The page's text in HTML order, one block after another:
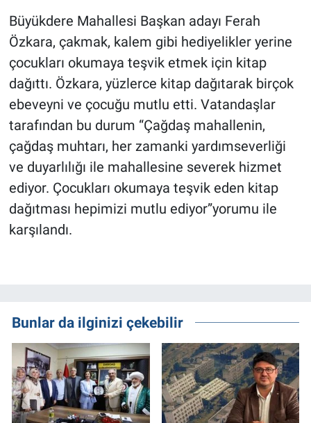
Büyükdere Mahallesi Başkan adayı Ferah
Özkara, çakmak, kalem gibi hediyelikler yerine
çocukları okumaya teşvik etmek için kitap
dağıttı. Özkara, yüzlerce kitap dağıtarak birçok
ebeveyni ve çocuğu mutlu etti. Vatandaşlar
tarafından bu durum “Çağdaş mahallenin,
çağdaş muhtarı, her zamanki yardımseverliği
ve duyarlılığı ile mahallesine severek hizmet
ediyor. Çocukları okumaya teşvik eden kitap
dağıtması hepimizi mutlu ediyor”yorumu ile
karşılandı.
Bunlar da ilginizi çekebilir
Çevre
Yerel
Magazin
Bilim ve Teknoloji